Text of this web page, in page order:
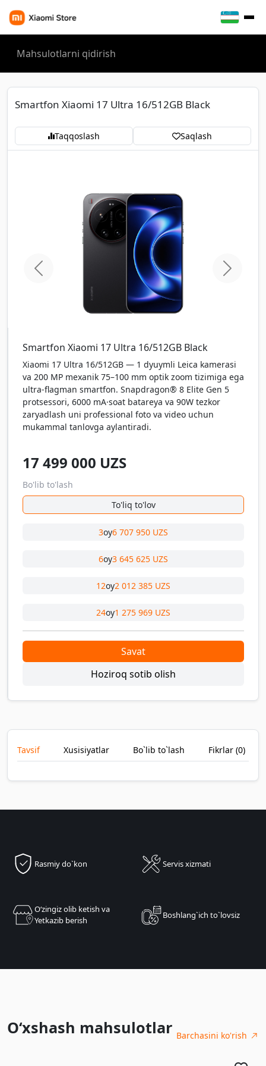
Smartfon Xiaomi 17 Ultra 16/512GB Black
Taqqoslash Saqlash
home.previous
Smartfon Xiaomi 17 Ultra 16/512GB Black
Xiaomi 17 Ultra 16/512GB — 1 dyuymli Leica kamerasi
va 200 MP mexanik 75–100 mm optik zoom tizimiga ega
ultra-flagman smartfon. Snapdragon® 8 Elite Gen 5
protsessori, 6000 mA·soat batareya va 90W tezkor
zaryadlash uni professional foto va video uchun
mukammal tanlovga aylantiradi.
17 499 000 UZS
Bo'lib to'lash
To'liq to'lov
3oy6 707 950 UZS
6oy3 645 625 UZS
12oy2 012 385 UZS
24oy1 275 969 UZS
Savat
Hoziroq sotib olish
Tavsif Xusisiyatlar Bo`lib to`lash Fikrlar (0)
Rasmiy do`kon Servis xizmati
Oʻzingiz olib ketish va
Yetkazib berish
Boshlang`ich to`lovsiz
O‘xshash mahsulotlar Barchasini ko'rish